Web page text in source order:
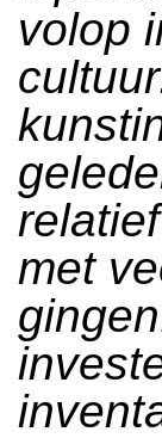
volop
met